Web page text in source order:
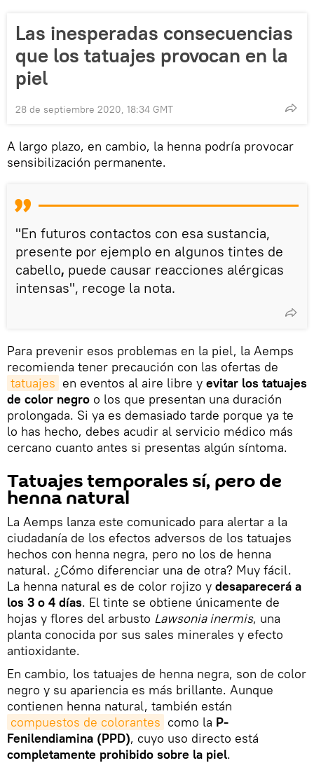
Las inesperadas consecuencias
que los tatuajes provocan en la
piel
28 de septiembre 2020, 18:34 GMT
A largo plazo, en cambio, la henna podría provocar
sensibilización permanente.
"En futuros contactos con esa sustancia,
presente por ejemplo en algunos tintes de
cabello, puede causar reacciones alérgicas
intensas", recoge la nota.
Para prevenir esos problemas en la piel, la Aemps
recomienda tener precaución con las ofertas de
tatuajes en eventos al aire libre y evitar los tatuajes
de color negro o los que presentan una duración
prolongada. Si ya es demasiado tarde porque ya te
lo has hecho, debes acudir al servicio médico más
cercano cuanto antes si presentas algún síntoma.
Tatuajes temporales sí, pero de
henna natural
La Aemps lanza este comunicado para alertar a la
ciudadanía de los efectos adversos de los tatuajes
hechos con henna negra, pero no los de henna
natural. ¿Cómo diferenciar una de otra? Muy fácil.
La henna natural es de color rojizo y desaparecerá a
los 3 o 4 días. El tinte se obtiene únicamente de
hojas y flores del arbusto Lawsonia inermis, una
planta conocida por sus sales minerales y efecto
antioxidante.
En cambio, los tatuajes de henna negra, son de color
negro y su apariencia es más brillante. Aunque
contienen henna natural, también están
compuestos de colorantes como la P-
Fenilendiamina (PPD), cuyo uso directo está
completamente prohibido sobre la piel.